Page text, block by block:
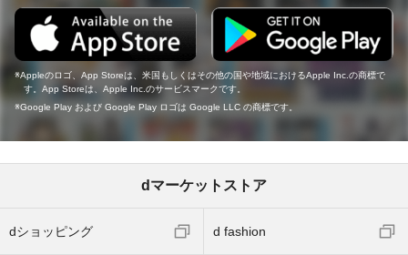
Appleのロゴ、App Storeは、米国もしくはその他の国や地域におけるApple Inc.の商標で
す。App Storeは、Apple Inc.のサービスマークです。
Google Play および Google Play ロゴは Google LLC の商標です。
dマーケットストア
dショッピング d fashion